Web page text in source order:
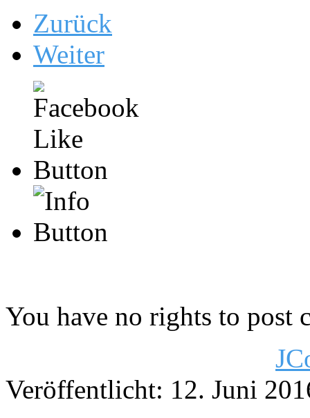
Zurück
Weiter
You have no rights to post
Veröffentlicht: 12. Juni